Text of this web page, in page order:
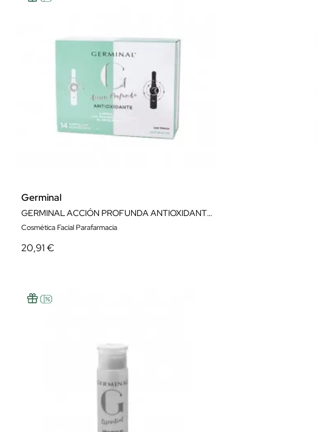
Germinal
GERMINAL ACCIÓN PROFUNDA ANTIOXIDANTE NOCHE Y DÍA 14 AMPOLLAS
Cosmética Facial Parafarmacia
20,91 €